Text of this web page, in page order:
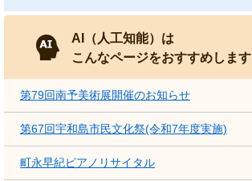
AI（人工知能）は
こんなページをおすすめします
第79回南予美術展開催のお知らせ
第67回宇和島市民文化祭(令和7年度実施)
町永早紀ピアノリサイタル